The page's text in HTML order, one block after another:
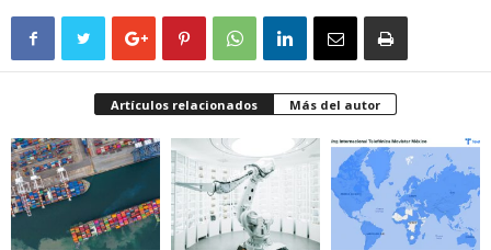
Artículos relacionados Más del autor